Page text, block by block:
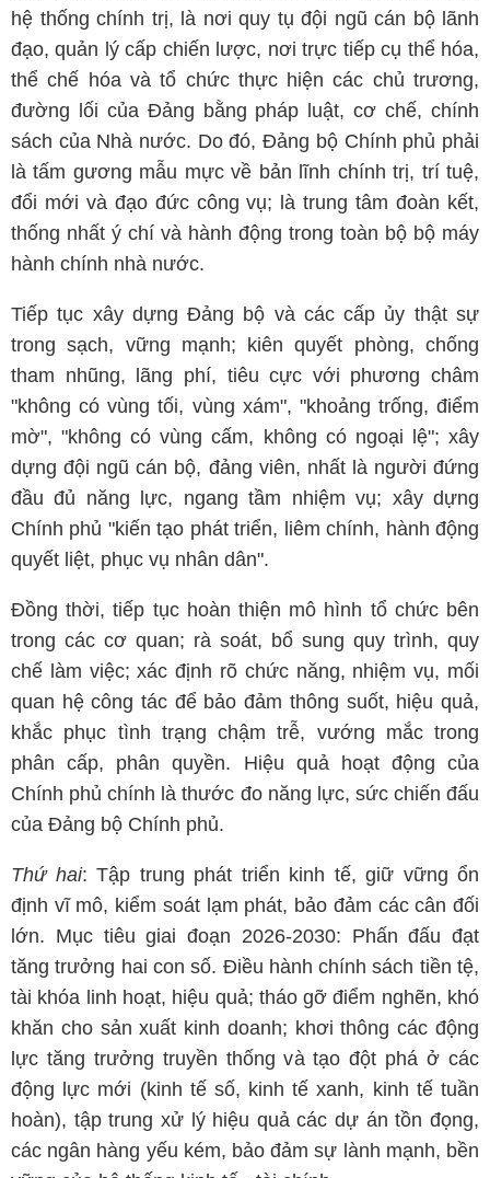
hệ thống chính trị, là nơi quy tụ đội ngũ cán bộ lãnh
đạo, quản lý cấp chiến lược, nơi trực tiếp cụ thể hóa,
thể chế hóa và tổ chức thực hiện các chủ trương,
đường lối của Đảng bằng pháp luật, cơ chế, chính
sách của Nhà nước. Do đó, Đảng bộ Chính phủ phải
là tấm gương mẫu mực về bản lĩnh chính trị, trí tuệ,
đổi mới và đạo đức công vụ; là trung tâm đoàn kết,
thống nhất ý chí và hành động trong toàn bộ bộ máy
hành chính nhà nước.
Tiếp tục xây dựng Đảng bộ và các cấp ủy thật sự
trong sạch, vững mạnh; kiên quyết phòng, chống
tham nhũng, lãng phí, tiêu cực với phương châm
"không có vùng tối, vùng xám", "khoảng trống, điểm
mờ", "không có vùng cấm, không có ngoại lệ"; xây
dựng đội ngũ cán bộ, đảng viên, nhất là người đứng
đầu đủ năng lực, ngang tầm nhiệm vụ; xây dựng
Chính phủ "kiến tạo phát triển, liêm chính, hành động
quyết liệt, phục vụ nhân dân".
Đồng thời, tiếp tục hoàn thiện mô hình tổ chức bên
trong các cơ quan; rà soát, bổ sung quy trình, quy
chế làm việc; xác định rõ chức năng, nhiệm vụ, mối
quan hệ công tác để bảo đảm thông suốt, hiệu quả,
khắc phục tình trạng chậm trễ, vướng mắc trong
phân cấp, phân quyền. Hiệu quả hoạt động của
Chính phủ chính là thước đo năng lực, sức chiến đấu
của Đảng bộ Chính phủ.
Thứ hai: Tập trung phát triển kinh tế, giữ vững ổn
định vĩ mô, kiểm soát lạm phát, bảo đảm các cân đối
lớn. Mục tiêu giai đoạn 2026-2030: Phấn đấu đạt
tăng trưởng hai con số. Điều hành chính sách tiền tệ,
tài khóa linh hoạt, hiệu quả; tháo gỡ điểm nghẽn, khó
khăn cho sản xuất kinh doanh; khơi thông các động
lực tăng trưởng truyền thống và tạo đột phá ở các
động lực mới (kinh tế số, kinh tế xanh, kinh tế tuần
hoàn), tập trung xử lý hiệu quả các dự án tồn đọng,
các ngân hàng yếu kém, bảo đảm sự lành mạnh, bền